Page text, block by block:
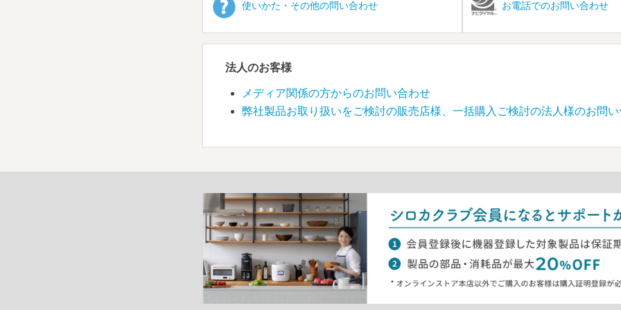
使いかた・その他の問い合わせ お電話でのお問い合わせ
法人のお客様
メディア関係の方からのお問い合わせ
弊社製品お取り扱いをご検討の販売店様、一括購入ご検討の法人様のお問